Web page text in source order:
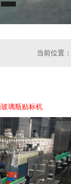
当前位置：
璃瓶贴标机